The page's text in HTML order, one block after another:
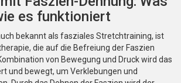
es funktioniert
bekannt als fasziales Stretchtraining, ist
die auf die Befreiung der Faszien
von Bewegung und Druck wird das
und bewegt, um Verklebungen und